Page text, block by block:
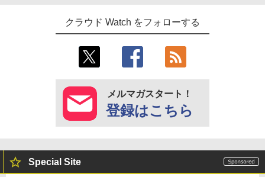
クラウド Watch をフォローする
メルマガスタート！
登録はこちら
Special Site